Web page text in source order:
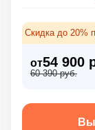
Скидка до 20%
от54 900
60 390 руб.